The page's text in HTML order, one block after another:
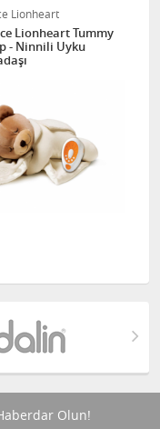
Lionheart
Lionheart Tummy
- Ninnili Uyku
Olun!